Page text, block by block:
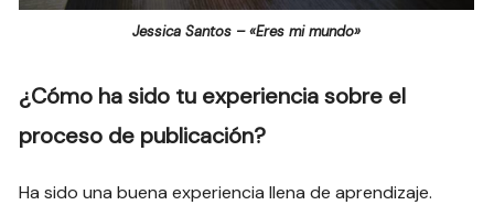
Jessica Santos – «Eres mi mundo»
¿Cómo ha sido tu experiencia sobre el
proceso de publicación?
Ha sido una buena experiencia llena de aprendizaje.